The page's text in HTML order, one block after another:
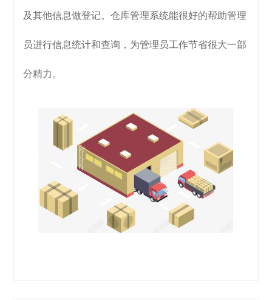
及其他信息做登记。仓库管理系统能很好的帮助管理
员进行信息统计和查询，为管理员工作节省很大一部
分精力。